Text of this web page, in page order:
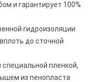
и гарантирует 100%
гидроизоляции
до сточной
пленкой,
из пенопласта